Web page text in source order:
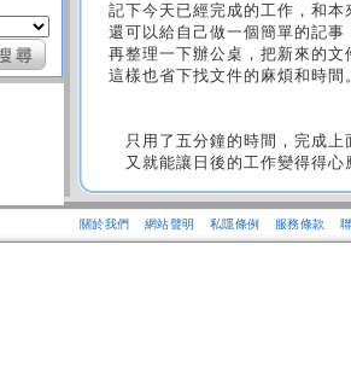
記下今天已經完成的工作，和
還可以給自己做一個簡單的記
再整理一下辦公桌，把新來的
這樣也省下找文件的麻煩和時間
只用了五分鐘的時間，完成上
又就能讓日後的工作變得得心
關於我們 網站聲明 私隱條例 服務條款